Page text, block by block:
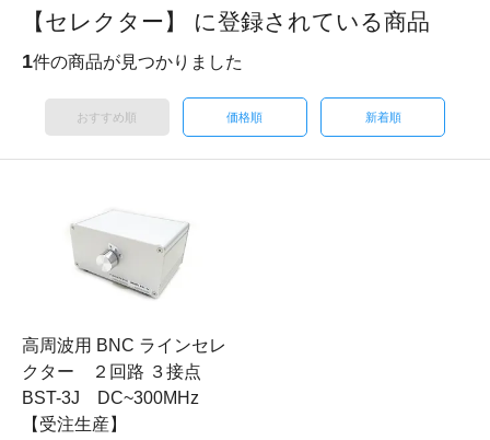
【セレクター】 に登録されている商品
1件の商品が見つかりました
おすすめ順 価格順 新着順
高周波用 BNC ラインセレ
クター ２回路 ３接点
BST-3J DC~300MHz
【受注生産】